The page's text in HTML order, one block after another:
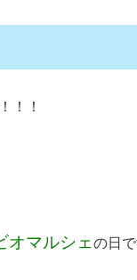
！！
オマルシェ の日